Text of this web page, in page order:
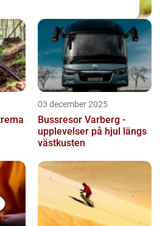
03 december 2025
Bussresor Varberg -
upplevelser på hjul längs
västkusten